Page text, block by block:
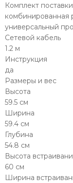
Комплект поставки
комбинированная
универсальный
Сетевой кабель
1.2 м
Инструкция
да
Размеры и вес
Высота
59.5 см
Ширина
59.4 см
Глубина
54.8 см
Высота
60 см
Ширина